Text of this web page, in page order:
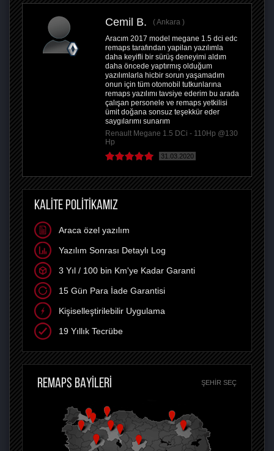
Cemil B.
Ankara
Aracım 2017 model megane 1.5 dci edc
remaps tarafından yapilan yazılımla
daha keyifli bir sürüş deneyimi aldım
daha öncede yaptırmış olduğum
yazılımlarla hicbir sorun yaşamadım
onun için tüm otomobil tutkunlarına
remaps yazılımı tavsiye ederim bu arada
çalışan personele ve remaps yetkilisi
ümit doğana sonsuz teşekkür eder
saygılarımı sunarım
Renault Megane 1.5 DCi - 110Hp @130
Hp
31.03.2020
KALİTE POLİTİKAMIZ
Araca özel yazılım
Yazılım Sonrası Detaylı Log
3 Yıl / 100 bin Km'ye Kadar Garanti
15 Gün Para İade Garantisi
Kişiselleştirilebilir Uygulama
19 Yıllık Tecrübe
REMAPS BAYİLERİ ŞEHIR SEÇ